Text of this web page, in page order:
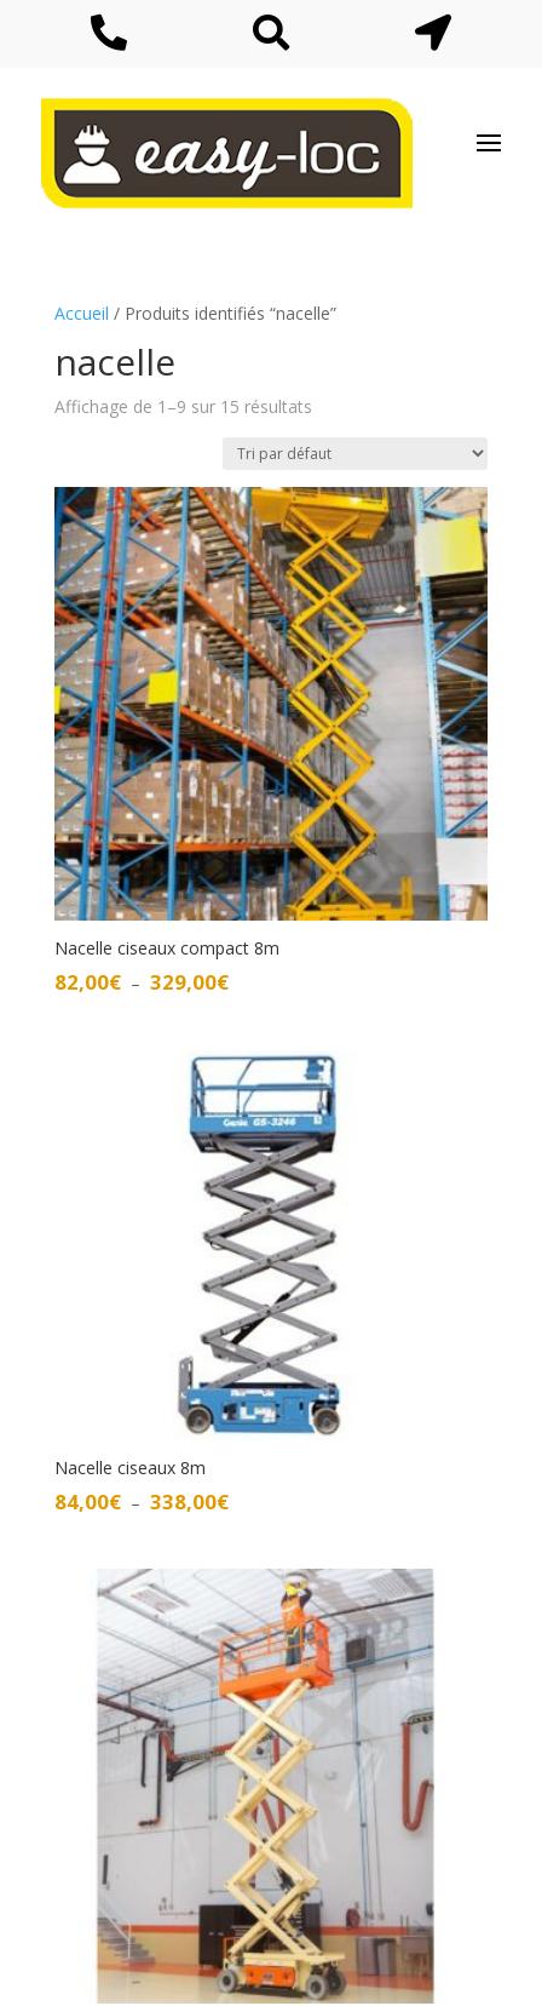
  
Accueil / Produits identifiés “nacelle”
nacelle
Affichage de 1–9 sur 15 résultats
Nacelle ciseaux compact 8m
82,00€ – 329,00€Plage
82,00€
à
329,00€
Nacelle ciseaux 8m
84,00€ – 338,00€Plage
84,00€
à
338,00€